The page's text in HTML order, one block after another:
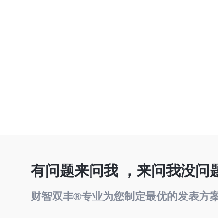
有问题来问我 ，来问我没问
财智双丰®专业为您制定最优的发表方